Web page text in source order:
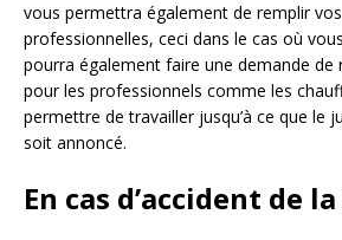
vous permettra également de remplir
professionnelles, ceci dans le cas où
pourra également faire une demande de
pour les professionnels comme les
permettre de travailler jusqu’à ce que le
soit annoncé.
En cas d’accident de